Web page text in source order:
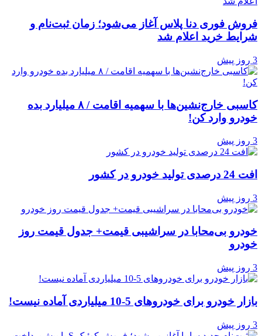
فروش فوری دنا پلاس آغاز می‌شود؛ زمان ثبت‌نام و
شرایط خرید اعلام شد
3 روز پیش
کاسبی خارج‌نشین‌ها با سهمیه اقامت / ۸ میلیارد بده
خودرو وارد کن!
3 روز پیش
افت 24 درصدی تولید خودرو در کشور
3 روز پیش
خودرو بی‌محابا در سراشیبی قیمت+ جدول قیمت روز
خودرو
3 روز پیش
بازار خودرو برای خودروهای 5-10 میلیاردی آماده نیست!
3 روز پیش